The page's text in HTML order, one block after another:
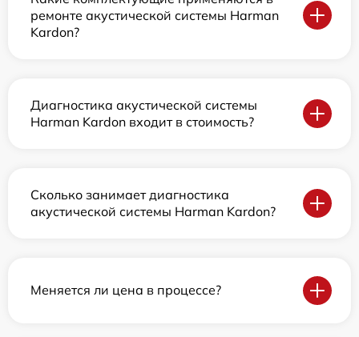
ремонте акустической системы Harman
Kardon?
Диагностика акустической системы
Harman Kardon входит в стоимость?
Сколько занимает диагностика
акустической системы Harman Kardon?
Меняется ли цена в процессе?